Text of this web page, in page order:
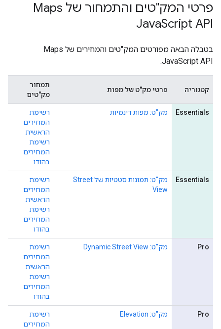
פרטי המק"טים והתמחור של Maps
JavaScript API
בטבלה הבאה מפורטים המק"טים והמחירים של Maps
JavaScript API.
קטגוריה פרטי מק"ט של מפות
תמחור
מק"טים
Essentials מק"ט: מפות דינמיות
רשימת
המחירים
הראשית
רשימת
המחירים
בהודו
Essentials
מק"ט: תמונות סטטיות של Street
View
רשימת
המחירים
הראשית
רשימת
המחירים
בהודו
Pro מק"ט: Dynamic Street View
רשימת
המחירים
הראשית
רשימת
המחירים
בהודו
Pro מק"ט: Elevation
רשימת
המחירים